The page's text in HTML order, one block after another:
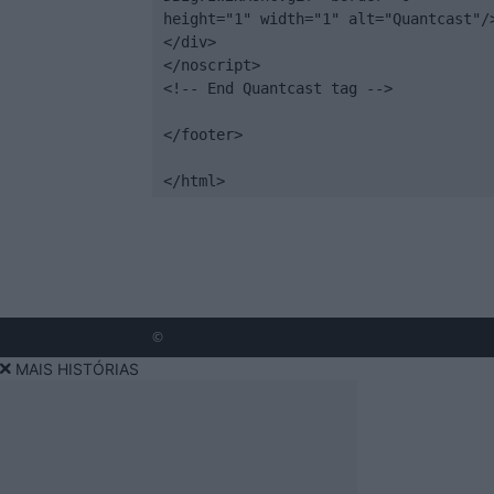
height="1" width="1" alt="Quantcast"/
</div>
</noscript>
<!-- End Quantcast tag -->
</footer>
</html>
©
MAIS HISTÓRIAS